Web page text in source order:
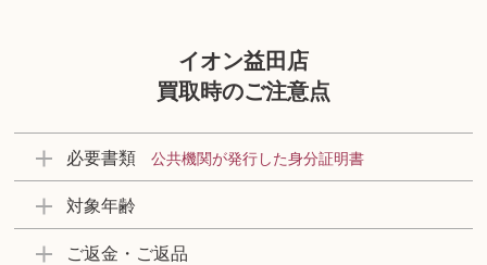
イオン益田店
買取時のご注意点
必要書類 公共機関が発行した身分証明書
対象年齢
ご返金・ご返品